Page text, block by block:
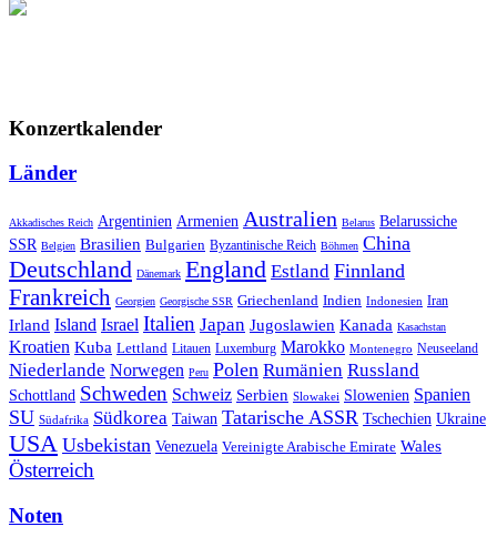
Konzertkalender
Länder
Akkadisches Reich Argentinien Armenien Australien Belarus Belarussiche
SSR Belgien Brasilien Bulgarien Byzantinische Reich Böhmen China
Deutschland Dänemark England Estland Finnland
Frankreich Georgien Georgische SSR Griechenland Indien Indonesien Iran
Irland Island Israel Italien Japan Jugoslawien Kanada Kasachstan
Kroatien Kuba Lettland Litauen Luxemburg Marokko Montenegro Neuseeland
Niederlande Norwegen Peru Polen Rumänien Russland
Schottland Schweden Schweiz Serbien Slowakei Slowenien Spanien
SU Südafrika Südkorea Taiwan Tatarische ASSR Tschechien Ukraine
USA Usbekistan Venezuela Vereinigte Arabische Emirate Wales
Österreich
Noten